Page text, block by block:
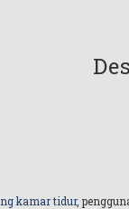
kamar tidur,